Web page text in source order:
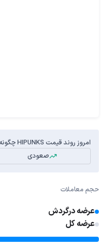
امروز روند قیمت HIPUNKS چگونه خواهد بود؟
صعودی
حجم معاملات
عرضه درگردش
عرضه کل